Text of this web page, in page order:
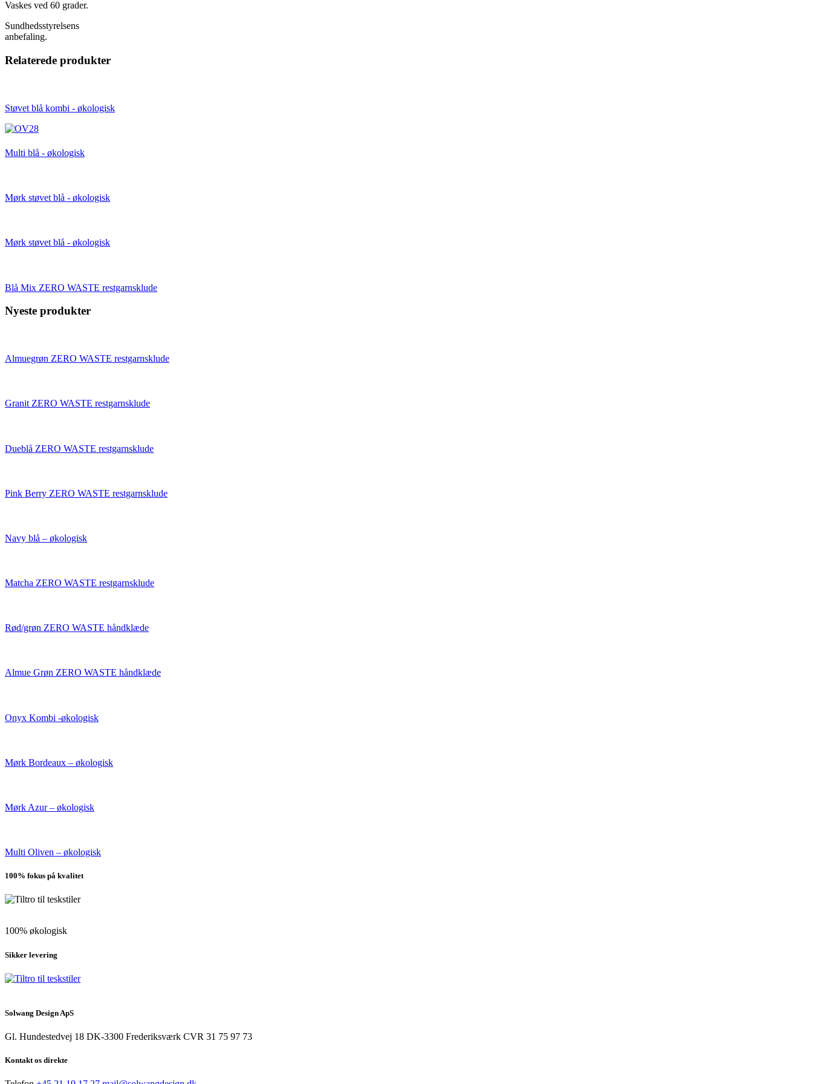
Vaskes ved 60 grader.
Sundhedsstyrelsens
anbefaling.
Relaterede produkter
Støvet blå kombi - økologisk
Multi blå - økologisk
Mørk støvet blå - økologisk
Mørk støvet blå - økologisk
Blå Mix ZERO WASTE restgarnsklude
Nyeste produkter
Almuegrøn ZERO WASTE restgarnsklude
Granit ZERO WASTE restgarnsklude
Dueblå ZERO WASTE restgarnsklude
Pink Berry ZERO WASTE restgarnsklude
Navy blå – økologisk
Matcha ZERO WASTE restgarnsklude
Rød/grøn ZERO WASTE håndklæde
Almue Grøn ZERO WASTE håndklæde
Onyx Kombi -økologisk
Mørk Bordeaux – økologisk
Mørk Azur – økologisk
Multi Oliven – økologisk
100% fokus på kvalitet
100% økologisk
Sikker levering
Solwang Design ApS
Gl. Hundestedvej 18 DK-3300 Frederiksværk CVR 31 75 97 73
Kontakt os direkte